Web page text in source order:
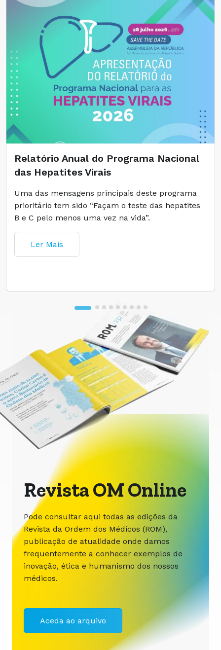
Relatório Anual do Programa Nacional
das Hepatites Virais
Uma das mensagens principais deste programa
prioritário tem sido “Façam o teste das hepatites
B e C pelo menos uma vez na vida”.
Ler Mais
Revista OM Online
Pode consultar aqui todas as edições da
Revista da Ordem dos Médicos (ROM),
publicação de atualidade onde damos
frequentemente a conhecer exemplos de
inovação, ética e humanismo dos nossos
médicos.
Aceda ao arquivo